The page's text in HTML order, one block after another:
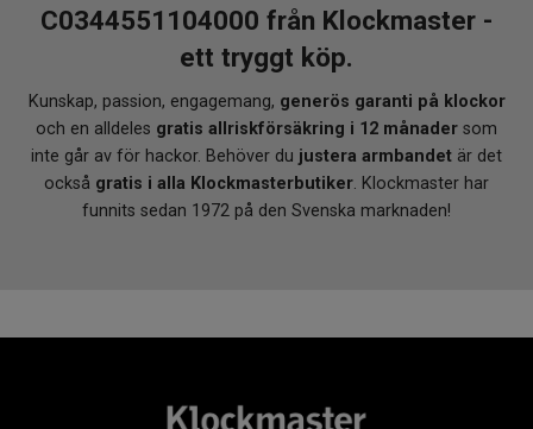
C0344551104000 från Klockmaster -
ett tryggt köp.
Kunskap, passion, engagemang, generös garanti på klockor
och en alldeles gratis allriskförsäkring i 12 månader som
inte går av för hackor. Behöver du justera armbandet är det
också gratis i alla Klockmasterbutiker. Klockmaster har
funnits sedan 1972 på den Svenska marknaden!